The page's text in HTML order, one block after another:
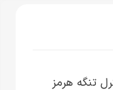
تنگه هرمز